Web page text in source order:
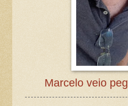
Marcelo veio